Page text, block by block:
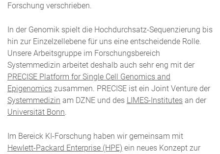
Forschung verschrieben.
In der Genomik spielt die Hochdurchsatz-Sequenzierung bis
hin zur Einzelzellebene für uns eine entscheidende Rolle.
Unsere Arbeitsgruppe im Forschungsbereich
Systemmedizin arbeitet deshalb auch sehr eng mit der
PRECISE Platform for Single Cell Genomics and
Epigenomics zusammen. PRECISE ist ein Joint Venture der
Systemmedizin am DZNE und des LIMES-Institutes an der
Universität Bonn.
Im Bereick KI-Forschung haben wir gemeinsam mit
Hewlett-Packard Enterprise (HPE) ein neues Konzept zur